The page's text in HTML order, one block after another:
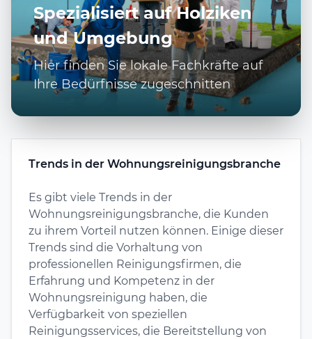
Spezialisiert auf Holziken
und Umgebung
Hier finden Sie lokale Fachkräfte auf
Ihre Bedürfnisse zugeschnitten
Trends in der Wohnungsreinigungsbranche
Es gibt viele Trends in der
Wohnungsreinigungsbranche, die Kunden
zu ihrem Vorteil nutzen können. Einige dieser
Trends sind die Vorhaltung von
professionellen Reinigungsfirmen, die
Erfahrung und Kompetenz in der
Wohnungsreinigung haben, die
Verfügbarkeit von speziellen
Reinigungsservices, die Bereitstellung von